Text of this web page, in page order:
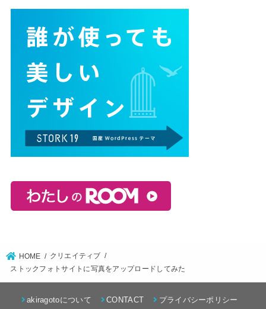
HOME
クリエイティブ
ストックフォトサイトに写真をアップロードしてみた
akiragotoについて CONTACT プライバシーポリシー